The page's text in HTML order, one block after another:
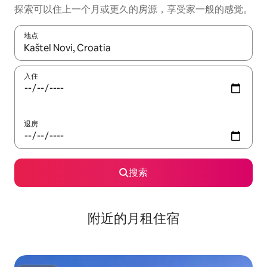
探索可以住上一个月或更久的房源，享受家一般的感觉。
地点
如有搜索结果，请使用上下方向键查看，或通过点击或滑动手势
入住
退房
搜索
附近的月租住宿